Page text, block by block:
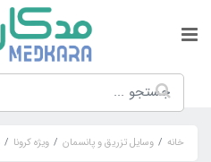
خانه وسایل تزریق و پانسمان ویژه کرونا